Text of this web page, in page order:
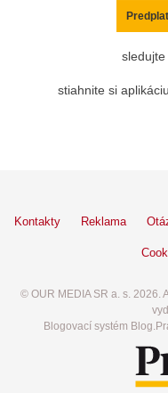
sledujte
stiahnite si
Kontakty Reklama
© OUR MEDIA SR a. s. 2026.
Blogovací systém